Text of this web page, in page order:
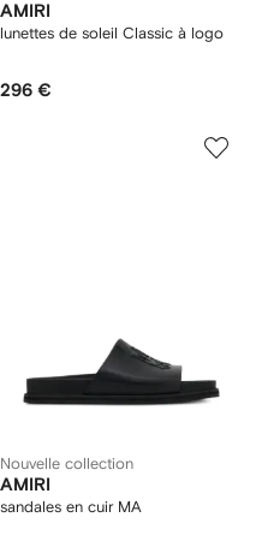
AMIRI
lunettes de soleil Classic à logo
296 €
Nouvelle collection
AMIRI
sandales en cuir MA